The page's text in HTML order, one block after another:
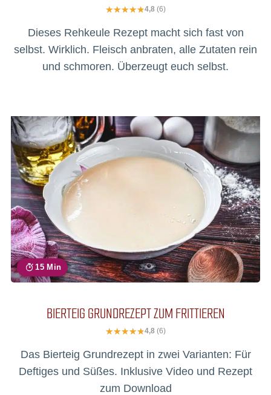
4,8 (6)
Dieses Rehkeule Rezept macht sich fast von
selbst. Wirklich. Fleisch anbraten, alle Zutaten rein
und schmoren. Überzeugt euch selbst.
15 Min
BIERTEIG GRUNDREZEPT ZUM FRITTIEREN
4,8 (6)
Das Bierteig Grundrezept in zwei Varianten: Für
Deftiges und Süßes. Inklusive Video und Rezept
zum Download